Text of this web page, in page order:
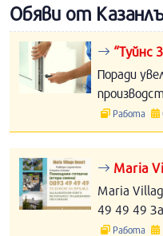
Обяви от
“Туйнс
Поради
Работа
Maria
Maria
49 49 49
Работа